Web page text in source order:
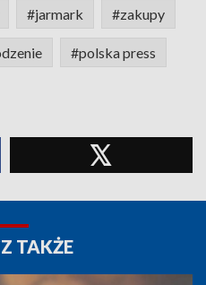
#jarmark #zakupy
#polska press
TAKŻE